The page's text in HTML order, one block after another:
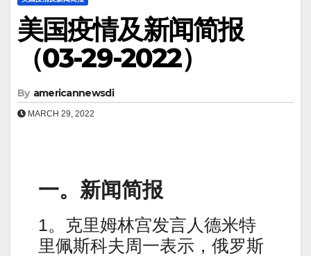
美国疫情及新闻简报
（03-29-2022）
By americannewsdi
MARCH 29, 2022
一。新闻简报
1。克里姆林宫发言人德米特
里佩斯科夫周一表示，俄罗斯